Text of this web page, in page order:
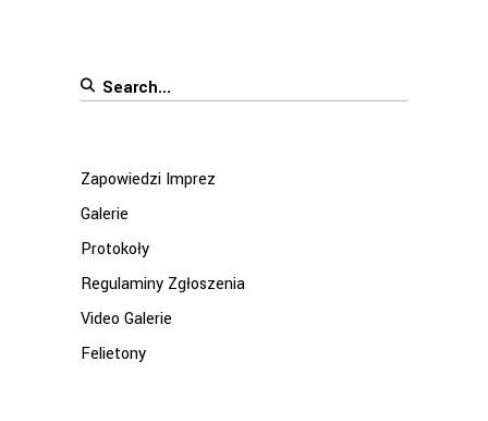
Search
Zapowiedzi Imprez
Galerie
Protokoły
Regulaminy Zgłoszenia
Video Galerie
Felietony